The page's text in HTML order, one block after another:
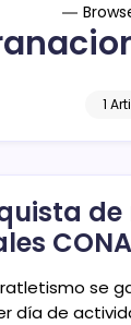
1
se
día de